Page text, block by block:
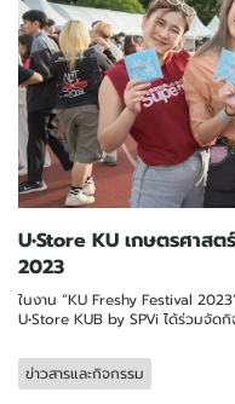
U•Store KU เกษตรศาส
2023
ในงาน “KU Freshy Festival
U•Store KUB by SPVi ได้ร่วมจัด
ข่าวสารและกิจกรรม